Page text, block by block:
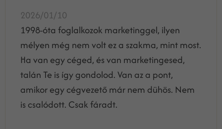
2026/01/10
1998-óta foglalkozok marketinggel, ilyen
mélyen még nem volt ez a szakma, mint most.
Ha van egy céged, és van marketingesed,
talán Te is így gondolod. Van az a pont,
amikor egy cégvezető már nem dühös. Nem
is csalódott. Csak fáradt.